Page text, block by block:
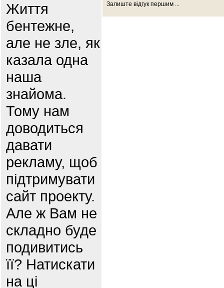
Життя
бентежне,
але не зле, як
казала одна
наша
знайома.
Тому нам
доводиться
давати
рекламу, щоб
підтримувати
сайт проекту.
Але ж Вам не
складно буде
подивитись
її? Натискати
на ці
Залиште відгук першим ...